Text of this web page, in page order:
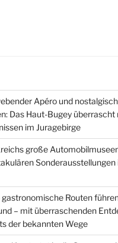
Apéro und
Das Haut-Bugey überrascht
im Juragebirge
große
gastronomische Routen
– mit überraschenden
der bekannten Wege